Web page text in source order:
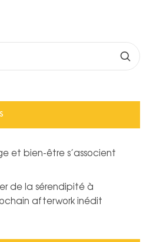
et bien-être s’associent
de la sérendipité à
afterwork inédit